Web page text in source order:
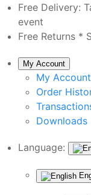
Free Delivery:
event
Free Returns *
My Account
My Account
Order
Downloads
Language: